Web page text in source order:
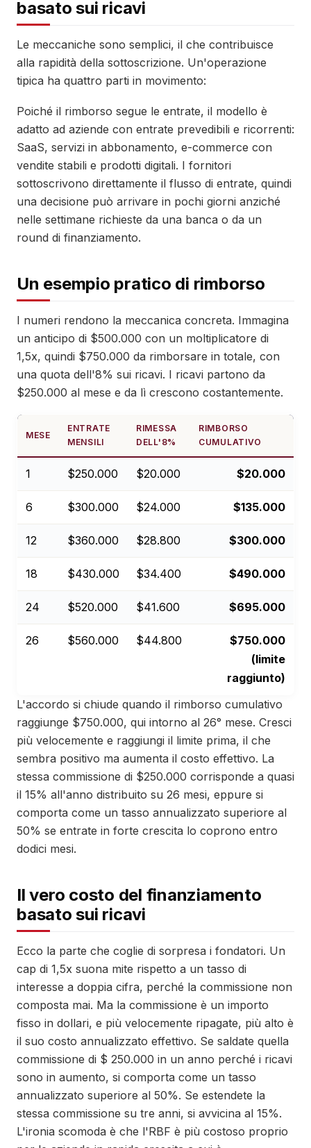
basato sui ricavi
Le meccaniche sono semplici, il che contribuisce
alla rapidità della sottoscrizione. Un'operazione
tipica ha quattro parti in movimento:
Poiché il rimborso segue le entrate, il modello è
adatto ad aziende con entrate prevedibili e ricorrenti:
SaaS, servizi in abbonamento, e-commerce con
vendite stabili e prodotti digitali. I fornitori
sottoscrivono direttamente il flusso di entrate, quindi
una decisione può arrivare in pochi giorni anziché
nelle settimane richieste da una banca o da un
round di finanziamento.
Un esempio pratico di rimborso
I numeri rendono la meccanica concreta. Immagina
un anticipo di $500.000 con un moltiplicatore di
1,5x, quindi $750.000 da rimborsare in totale, con
una quota dell'8% sui ricavi. I ricavi partono da
$250.000 al mese e da lì crescono costantemente.
MESE
ENTRATE
MENSILI
RIMESSA
DELL'8%
RIMBORSO
CUMULATIVO
1 $250.000 $20.000 $20.000
6 $300.000 $24.000 $135.000
12 $360.000 $28.800 $300.000
18 $430.000 $34.400 $490.000
24 $520.000 $41.600 $695.000
26 $560.000 $44.800
$750.000
(limite
raggiunto)
L'accordo si chiude quando il rimborso cumulativo
raggiunge $750.000, qui intorno al 26° mese. Cresci
più velocemente e raggiungi il limite prima, il che
sembra positivo ma aumenta il costo effettivo. La
stessa commissione di $250.000 corrisponde a quasi
il 15% all'anno distribuito su 26 mesi, eppure si
comporta come un tasso annualizzato superiore al
50% se entrate in forte crescita lo coprono entro
dodici mesi.
Il vero costo del finanziamento
basato sui ricavi
Ecco la parte che coglie di sorpresa i fondatori. Un
cap di 1,5x suona mite rispetto a un tasso di
interesse a doppia cifra, perché la commissione non
composta mai. Ma la commissione è un importo
fisso in dollari, e più velocemente ripagate, più alto è
il suo costo annualizzato effettivo. Se saldate quella
commissione di $ 250.000 in un anno perché i ricavi
sono in aumento, si comporta come un tasso
annualizzato superiore al 50%. Se estendete la
stessa commissione su tre anni, si avvicina al 15%.
L'ironia scomoda è che l'RBF è più costoso proprio